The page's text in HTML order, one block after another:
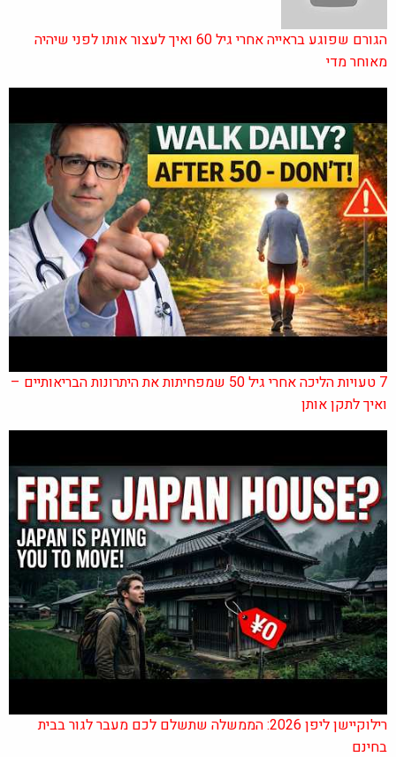
הגורם שפוגע בראייה אחרי גיל 60 ואיך לעצור אותו לפני שיהיה
מאוחר מדי
7 טעויות הליכה אחרי גיל 50 שמפחיתות את היתרונות הבריאותיים –
ואיך לתקן אותן
רילוקיישן ליפן 2026: הממשלה שתשלם לכם מעבר לגור בבית
בחינם